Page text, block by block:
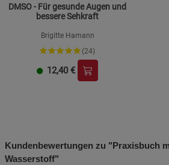
DMSO - Für gesunde Augen und
bessere Sehkraft
Brigitte Hamann
(24)
12,40 €
Kundenbewertungen zu "Praxisbuch
Wasserstoff"